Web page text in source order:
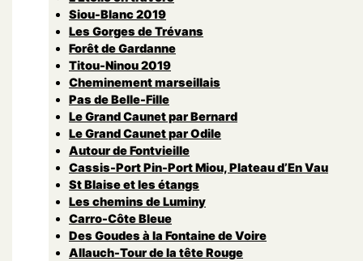
Siou-Blanc 2019
Les Gorges de Trévans
Forêt de Gardanne
Titou-Ninou 2019
Cheminement marseillais
Pas de Belle-Fille
Le Grand Caunet par Bernard
Le Grand Caunet par Odile
Autour de Fontvieille
Cassis-Port Pin-Port Miou, Plateau d’En Vau
St Blaise et les étangs
Les chemins de Luminy
Carro-Côte Bleue
Des Goudes à la Fontaine de Voire
Allauch-Tour de la tête Rouge